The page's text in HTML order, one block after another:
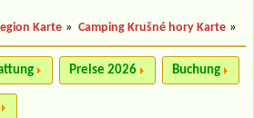
Karte » Camping Krušné hory Karte »
Preise 2026 Buchung